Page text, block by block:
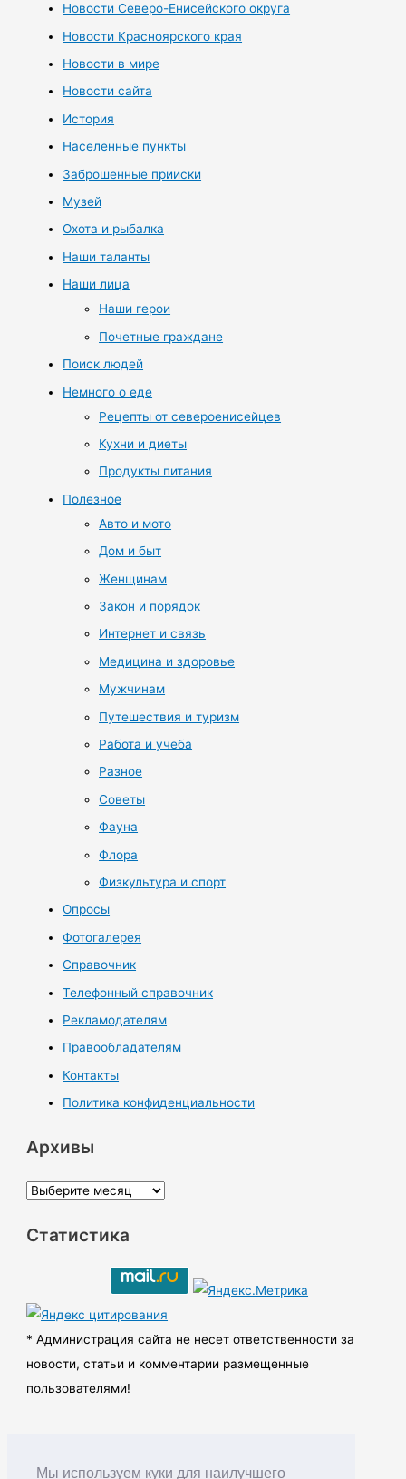
Мы используем куки для наилучшего
Новости Северо-Енисейского округа
Новости Красноярского края
Новости в мире
Новости сайта
История
Населенные пункты
Заброшенные прииски
Музей
Охота и рыбалка
Наши таланты
Наши лица
Наши герои
Почетные граждане
Поиск людей
Немного о еде
Рецепты от североенисейцев
Кухни и диеты
Продукты питания
Полезное
Авто и мото
Дом и быт
Женщинам
Закон и порядок
Интернет и связь
Медицина и здоровье
Мужчинам
Путешествия и туризм
Работа и учеба
Разное
Советы
Фауна
Флора
Физкультура и спорт
Опросы
Фотогалерея
Справочник
Телефонный справочник
Рекламодателям
Правообладателям
Контакты
Политика конфиденциальности
Архивы
А
х
ы
Статистика
* Администрация сайта не несет ответственности за
новости, статьи и комментарии размещенные
пользователями!